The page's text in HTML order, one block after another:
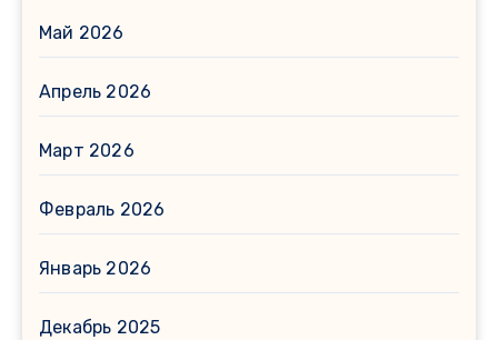
Май 2026
Апрель 2026
Март 2026
Февраль 2026
Январь 2026
Декабрь 2025